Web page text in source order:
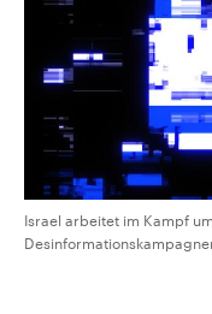
Israel arbeitet im Kampf